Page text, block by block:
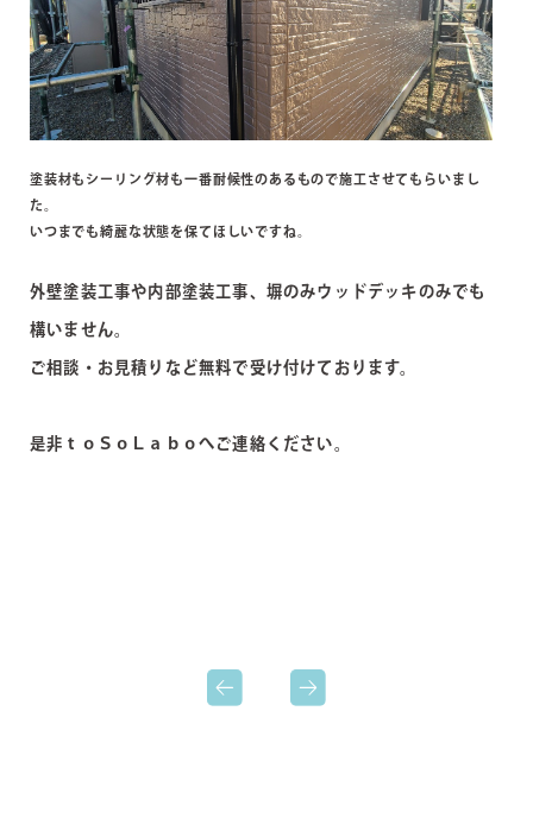
塗装材もシーリング材も一番耐候性のあるもので施工させてもらいまし
た。
いつまでも綺麗な状態を保てほしいですね。
外壁塗装工事や内部塗装工事、塀のみウッドデッキのみでも
構いません。
ご相談・お見積りなど無料で受け付けております。
是非ｔｏＳｏＬａｂｏへご連絡ください。